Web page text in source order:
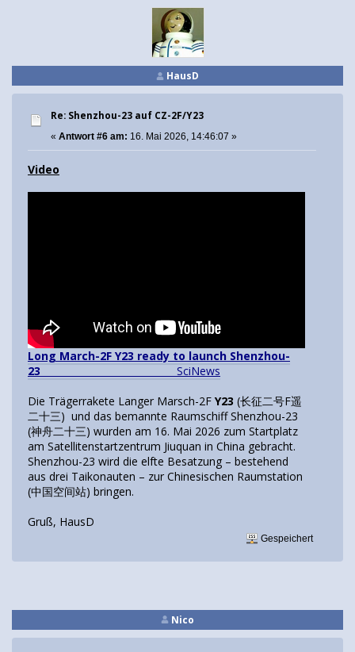
HausD
Re: Shenzhou-23 auf CZ-2F/Y23
« Antwort #6 am: 16. Mai 2026, 14:46:07 »
Video
Long March-2F Y23 ready to launch Shenzhou-
23 SciNews
Die Trägerrakete Langer Marsch-2F Y23 (长征二号F遥
二十三) und das bemannte Raumschiff Shenzhou-23
(神舟二十三) wurden am 16. Mai 2026 zum Startplatz
am Satellitenstartzentrum Jiuquan in China gebracht.
Shenzhou-23 wird die elfte Besatzung – bestehend
aus drei Taikonauten – zur Chinesischen Raumstation
(中国空间站) bringen.
Gruß, HausD
Gespeichert
Nico